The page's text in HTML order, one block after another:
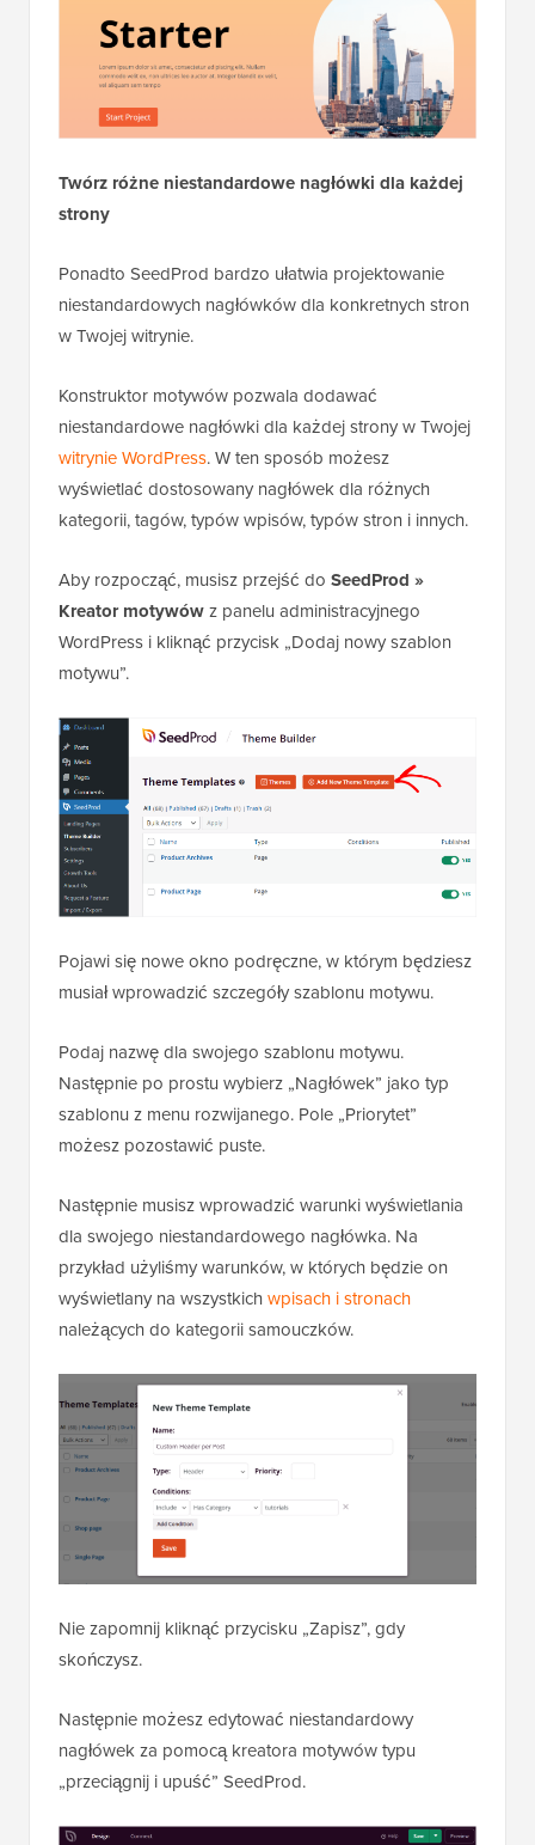
Twórz różne niestandardowe nagłówki dla każdej
strony
Ponadto SeedProd bardzo ułatwia projektowanie
niestandardowych nagłówków dla konkretnych stron
w Twojej witrynie.
Konstruktor motywów pozwala dodawać
niestandardowe nagłówki dla każdej strony w Twojej
witrynie WordPress. W ten sposób możesz
wyświetlać dostosowany nagłówek dla różnych
kategorii, tagów, typów wpisów, typów stron i innych.
Aby rozpocząć, musisz przejść do SeedProd »
Kreator motywówz panelu administracyjnego
WordPress i kliknąć przycisk „Dodaj nowy szablon
motywu”.
Pojawi się nowe okno podręczne, w którym będziesz
musiał wprowadzić szczegóły szablonu motywu.
Podaj nazwę dla swojego szablonu motywu.
Następnie po prostu wybierz „Nagłówek” jako typ
szablonu z menu rozwijanego. Pole „Priorytet”
możesz pozostawić puste.
Następnie musisz wprowadzić warunki wyświetlania
dla swojego niestandardowego nagłówka. Na
przykład użyliśmy warunków, w których będzie on
wyświetlany na wszystkichwpisach i stronach
należących do kategorii samouczków.
Nie zapomnij kliknąć przycisku „Zapisz”, gdy
skończysz.
Następnie możesz edytować niestandardowy
nagłówek za pomocą kreatora motywów typu
„przeciągnij i upuść” SeedProd.